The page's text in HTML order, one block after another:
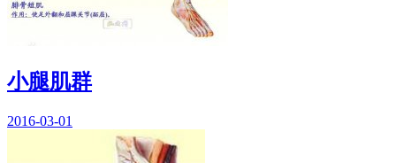
小腿肌群
2016-03-01